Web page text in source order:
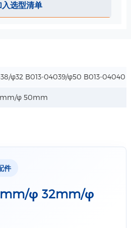
入选型清单
φ32 B013-04039/φ50 B013-04040
φ 50mm
件
φ 32mm/φ